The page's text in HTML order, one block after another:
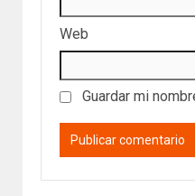
Web
Guardar mi